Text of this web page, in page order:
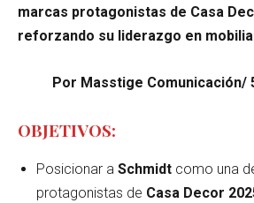
marcas protagonistas de Casa
reforzando su liderazgo en
Por Masstige Comunicación/
OBJETIVOS:
Posicionar a Schmidt como una
protagonistas de Casa Decor